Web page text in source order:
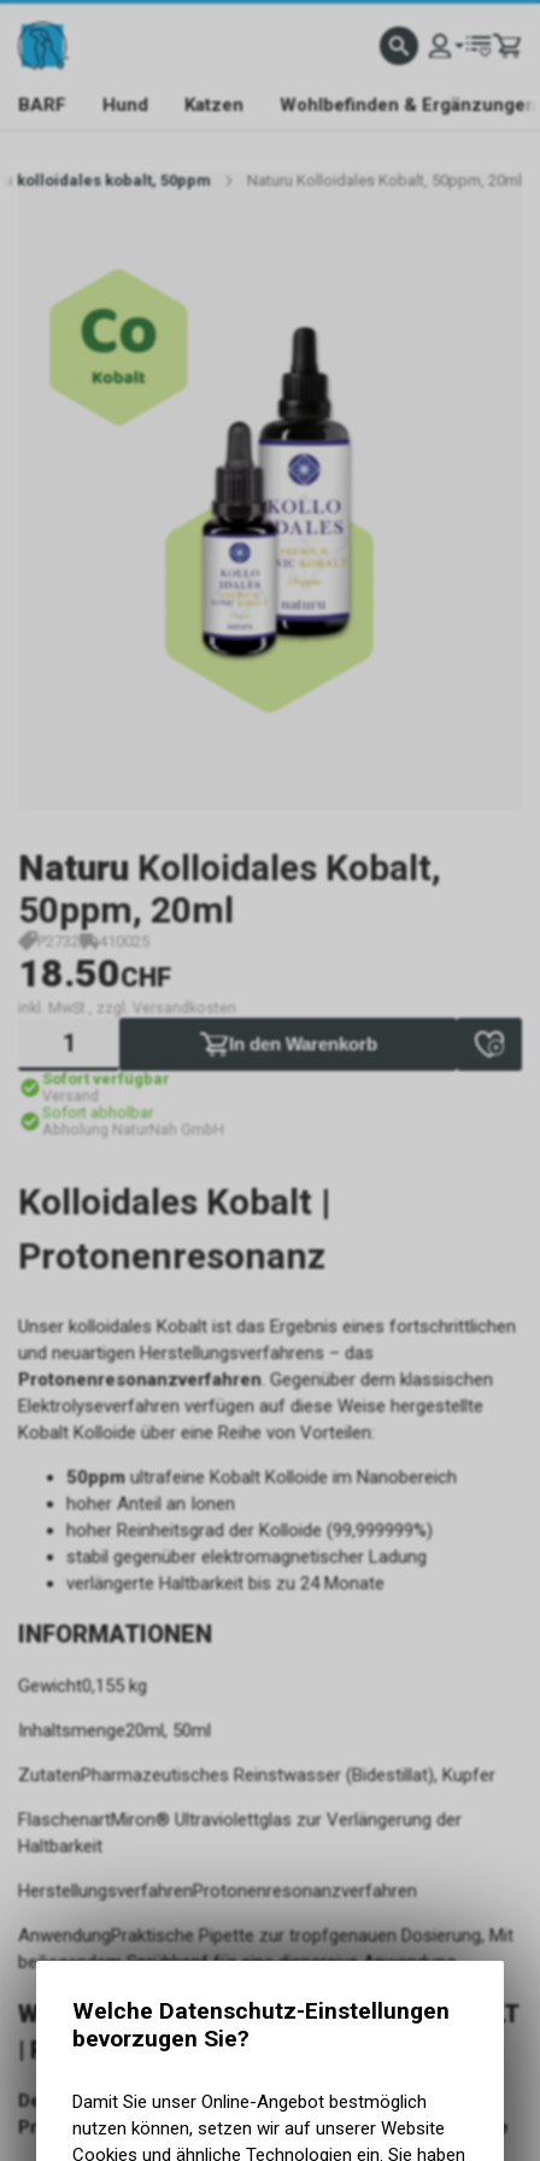
BARF Hund Katzen Wohlbefinden & Ergänzungen
kolloidales kobalt, 50ppm Naturu Kolloidales Kobalt, 50ppm, 20ml
Naturu Kolloidales Kobalt,
50ppm, 20ml
P2732 410025
18.50CHF
inkl. MwSt., zzgl. Versandkosten
In den Warenkorb
Sofort verfügbar
Versand
Sofort abholbar
Abholung NaturNah GmbH
Kolloidales Kobalt |
Protonenresonanz
Unser kolloidales Kobalt ist das Ergebnis eines fortschrittlichen
und neuartigen Herstellungsverfahrens – das
Protonenresonanzverfahren. Gegenüber dem klassischen
Elektrolyseverfahren verfügen auf diese Weise hergestellte
Kobalt Kolloide über eine Reihe von Vorteilen:
50ppmultrafeine Kobalt Kolloide im Nanobereich
hoher Anteil an Ionen
hoher Reinheitsgrad der Kolloide (99,999999%)
stabil gegenüber elektromagnetischer Ladung
verlängerte Haltbarkeit bis zu 24 Monate
INFORMATIONEN
Gewicht0,155 kg
Inhaltsmenge20ml, 50ml
ZutatenPharmazeutisches Reinstwasser (Bidestillat), Kupfer
FlaschenartMiron® Ultraviolettglas zur Verlängerung der
Haltbarkeit
HerstellungsverfahrenProtonenresonanzverfahren
AnwendungPraktische Pipette zur tropfgenauen Dosierung, Mit
beiliegendem Sprühkopf für eine dispersive Anwendung
WISSENSWERTES ZU KOLLOIDALES KOBALT
| PROTONENRESONANZ
Der entscheidende Unterschied:
Protonenresonanzverfahren im Vergleich zur Elektrolyse
Welche Datenschutz-Einstellungen
bevorzugen Sie?
Damit Sie unser Online-Angebot bestmöglich
nutzen können, setzen wir auf unserer Website
Cookies und ähnliche Technologien ein. Sie haben